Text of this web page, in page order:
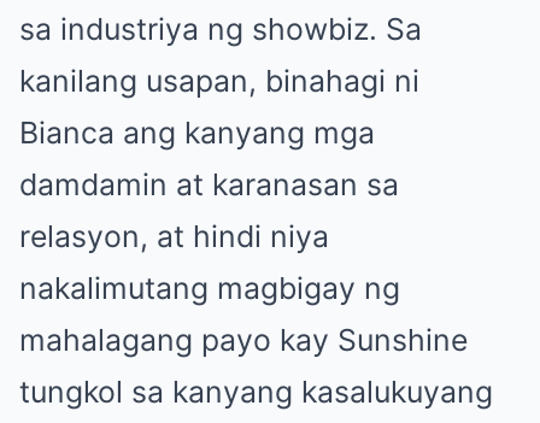
sa industriya ng showbiz. Sa
kanilang usapan, binahagi ni
Bianca ang kanyang mga
damdamin at karanasan sa
relasyon, at hindi niya
nakalimutang magbigay ng
mahalagang payo kay Sunshine
tungkol sa kanyang kasalukuyang